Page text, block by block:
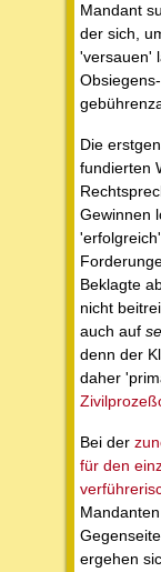
Mandant
der sich,
'versauen'
Die
fundierten
Gewinnen
Beklagte
nicht
auch auf
denn der
daher
Bei der
für den
ergehen